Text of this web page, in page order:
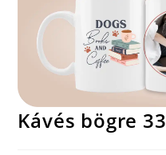
Kávés bögre 33